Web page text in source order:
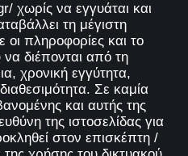
χωρίς να εγγυάται και
τη μέγιστη
πληροφορίες και το
διέπονται από τη
χρονική εγγύτητα,
Σε καμία
και αυτής της
της ιστοσελίδας για
στον επισκέπτη /